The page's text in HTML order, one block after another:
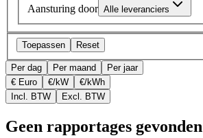
Aansturing door Alle leveranciers
Toepassen Reset
Per dag Per maand
Per jaar
€ Euro
€/kW
€/kWh
Incl. BTW
Excl. BTW
Geen rapportages gevonden